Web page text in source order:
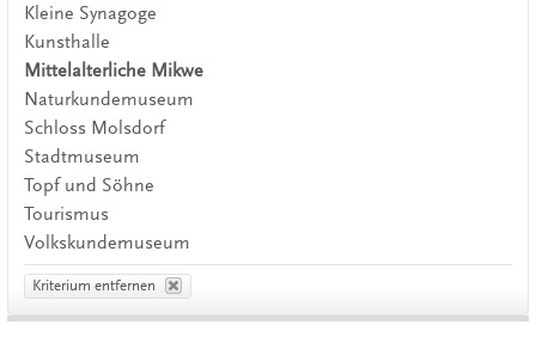
Kleine Synagoge
Kunsthalle
Mittelalterliche Mikwe
Naturkundemuseum
Schloss Molsdorf
Stadtmuseum
Topf und Söhne
Tourismus
Volkskundemuseum
Kriterium entfernen